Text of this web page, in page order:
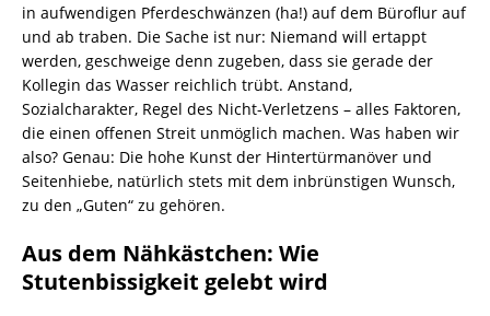
in aufwendigen Pferdeschwänzen (ha!) auf dem Büroflur auf
und ab traben. Die Sache ist nur: Niemand will ertappt
werden, geschweige denn zugeben, dass sie gerade der
Kollegin das Wasser reichlich trübt. Anstand,
Sozialcharakter, Regel des Nicht-Verletzens – alles Faktoren,
die einen offenen Streit unmöglich machen. Was haben wir
also? Genau: Die hohe Kunst der Hintertürmanöver und
Seitenhiebe, natürlich stets mit dem inbrünstigen Wunsch,
zu den „Guten“ zu gehören.
Aus dem Nähkästchen: Wie
Stutenbissigkeit gelebt wird